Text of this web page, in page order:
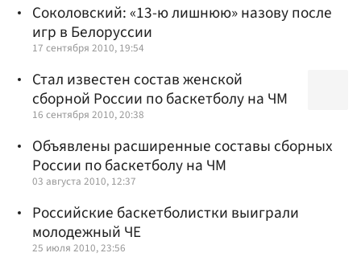
Соколовский: «13-ю лишнюю» назову после
игр в Белоруссии
17 сентября 2010, 19:54
Стал известен состав женской
сборной России по баскетболу на ЧМ
16 сентября 2010, 20:38
Объявлены расширенные составы сборных
России по баскетболу на ЧМ
03 августа 2010, 12:37
Российские баскетболистки выиграли
молодежный ЧЕ
25 июля 2010, 23:56